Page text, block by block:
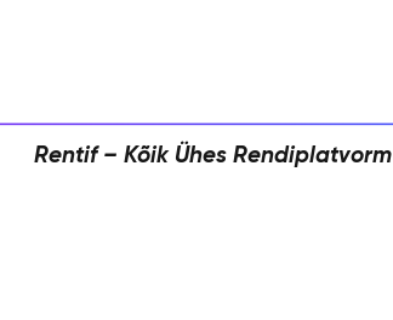
Rentif – Kõik Ühes Rendiplatvorm